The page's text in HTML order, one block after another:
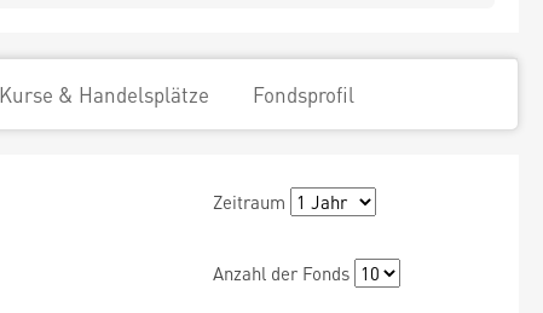
Kurse & Handelsplätze Fondsprofil
Zeitraum
Anzahl der Fonds